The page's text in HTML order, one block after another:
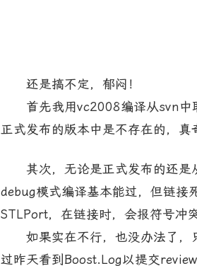
还是搞不定，郁闷！
首先我用vc2008编译从svn中取
正式发布的版本中是不存在的，真
其次，无论是正式发布的还是
debug模式编译基本能过，但链接
STLPort，在链接时，会报符号冲突
如果实在不行，也没办法了，
过昨天看到Boost.Log以提交